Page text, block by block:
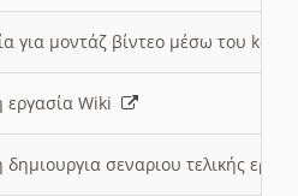
για μοντάζ βίντεο μέσω του
εργασία Wiki
σεναριου τελικής